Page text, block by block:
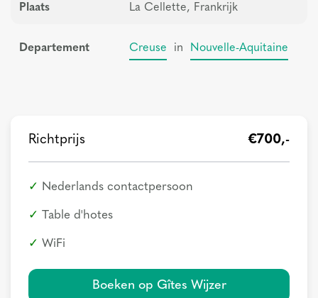
Plaats La Cellette, Frankrijk
Departement Creuse in Nouvelle-Aquitaine
Richtprijs €700,-
Nederlands contactpersoon
Table d'hotes
WiFi
Boeken op Gîtes Wijzer